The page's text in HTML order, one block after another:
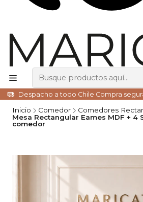
Despacho a todo Chile Compra
Inicio Comedor
Comedores
Mesa Rectangular Eames MDF + 4
comedor